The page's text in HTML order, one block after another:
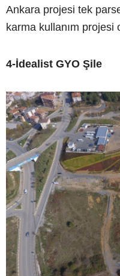
Ankara projesi tek
karma kullanım projesi
4-İdealist GYO Şile